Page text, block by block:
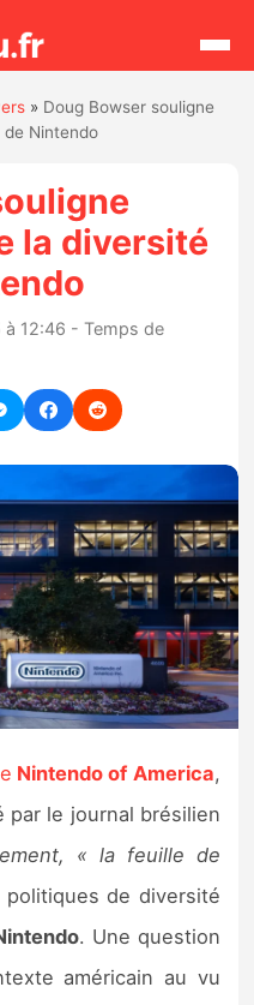
Rechercher
» Doug Bowser souligne
de Nintendo
la diversité
à 12:46 - Temps de
Nintendo of America,
par le journal brésilien
« la feuille de
de diversité
. Une question
américain au vu